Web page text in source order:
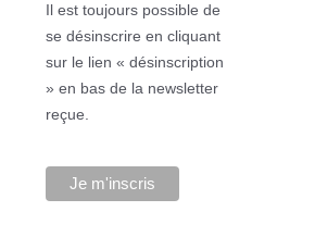
Il est toujours possible de
se désinscrire en cliquant
sur le lien « désinscription
» en bas de la newsletter
reçue.